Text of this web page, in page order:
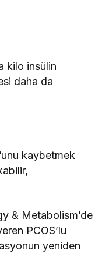
kilo insülin
daha da
kaybetmek
& Metabolism’de
PCOS’lu
yeniden